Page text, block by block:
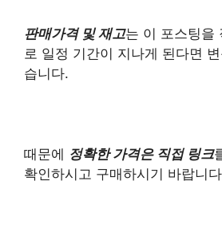
판매가격 및 재고는 이 포스팅을
로 일정 기간이 지나게 된다면
습니다.
때문에 정확한 가격은 직접 링크
확인하시고 구매하시기 바랍니